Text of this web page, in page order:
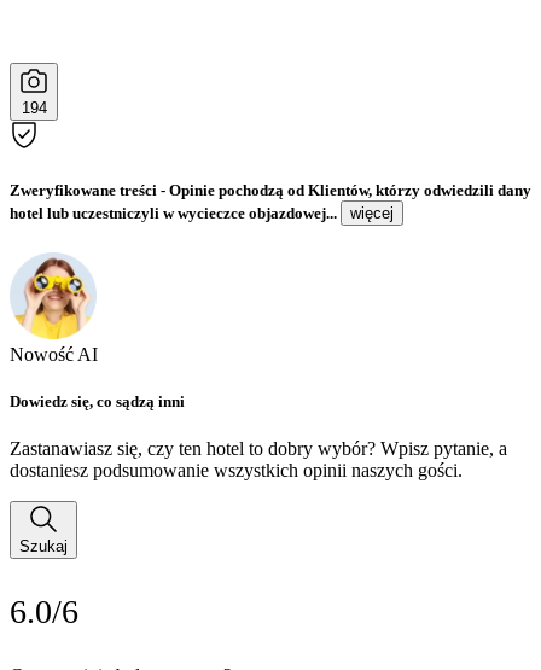
194
Zweryfikowane treści - Opinie pochodzą od Klientów, którzy odwiedzili dany
hotel lub uczestniczyli w wycieczce objazdowej...
więcej
Nowość AI
Dowiedz się, co sądzą inni
Zastanawiasz się, czy ten hotel to dobry wybór? Wpisz pytanie, a
dostaniesz podsumowanie wszystkich opinii naszych gości.
Szukaj
6.0/6